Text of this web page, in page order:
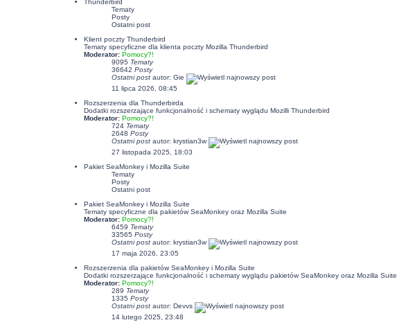
Thunderbird
Tematy
Posty
Ostatni post
Klient poczty Thunderbird
Tematy specyficzne dla klienta poczty Mozilla Thunderbird
Moderator: Pomocy?!
9095 Tematy
36642 Posty
Ostatni postautor: Gie
11 lipca 2026, 08:45
Rozszerzenia dla Thunderbirda
Dodatki rozszerzające funkcjonalność i schematy wyglądu Mozilli Thunderbird
Moderator: Pomocy?!
724 Tematy
2648 Posty
Ostatni postautor: krystian3w
27 listopada 2025, 18:03
Pakiet SeaMonkey i Mozilla Suite
Tematy
Posty
Ostatni post
Pakiet SeaMonkey i Mozilla Suite
Tematy specyficzne dla pakietów SeaMonkey oraz Mozilla Suite
Moderator: Pomocy?!
6459 Tematy
33565 Posty
Ostatni postautor: krystian3w
17 maja 2026, 23:05
Rozszerzenia dla pakietów SeaMonkey i Mozilla Suite
Dodatki rozszerzające funkcjonalność i schematy wyglądu pakietów SeaMonkey oraz Mozilla Suite
Moderator: Pomocy?!
289 Tematy
1335 Posty
Ostatni postautor: Devvs
14 lutego 2025, 23:48